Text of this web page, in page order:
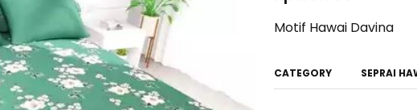
Motif Hawai Davina
CATEGORY SEPRAI